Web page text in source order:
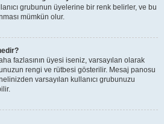
grubunun üyelerine bir renk belirler, ve bu
mümkün olur.
fazlasının üyesi iseniz, varsayılan olarak
rengi ve rütbesi gösterilir. Mesaj panosu
varsayılan kullanıcı grubunuzu